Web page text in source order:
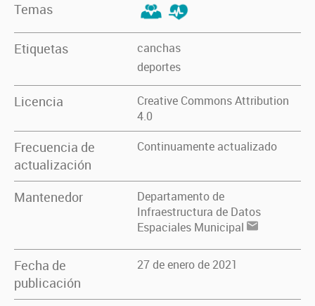
Temas
Etiquetas
canchas
deportes
Licencia
Creative Commons Attribution
4.0
Frecuencia de
actualización
Continuamente actualizado
Mantenedor
Departamento de
Infraestructura de Datos
Espaciales Municipal
Fecha de
publicación
27 de enero de 2021